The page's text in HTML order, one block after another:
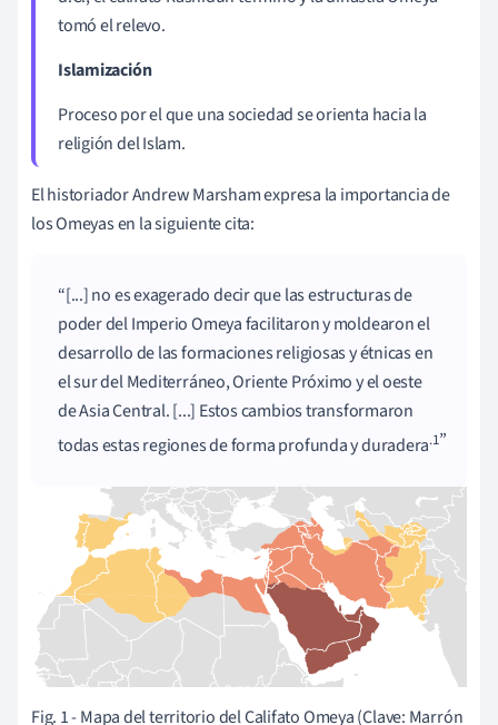
tomó el relevo.
Islamización
Proceso por el que una sociedad se orienta hacia la
religión del Islam.
El historiador Andrew Marsham expresa la importancia de
los Omeyas en la siguiente cita:
[...] no es exagerado decir que las estructuras de
poder del Imperio Omeya facilitaron y moldearon el
desarrollo de las formaciones religiosas y étnicas en
el sur del Mediterráneo, Oriente Próximo y el oeste
de Asia Central. [...] Estos cambios transformaron
todas estas regiones de forma profunda y duradera.1
Fig. 1 - Mapa del territorio del Califato Omeya (Clave: Marrón